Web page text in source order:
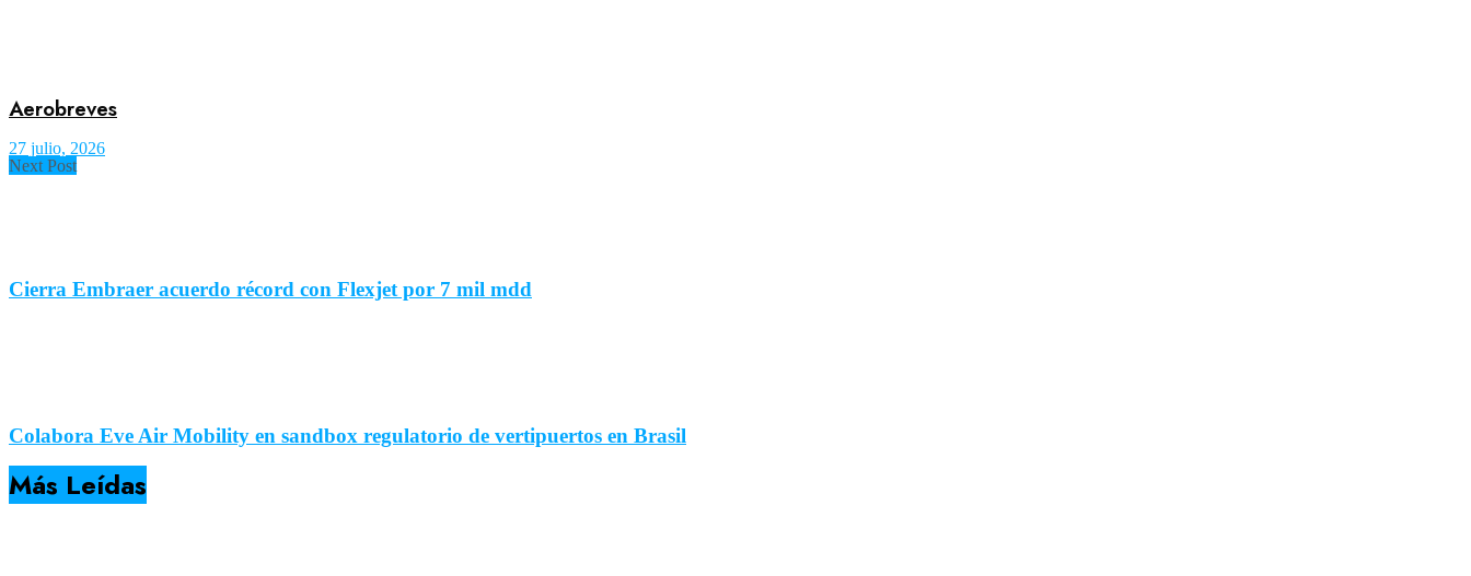
Aerobreves
27 julio, 2026
Next Post
Cierra Embraer acuerdo récord con Flexjet por 7 mil mdd
Colabora Eve Air Mobility en sandbox regulatorio de vertipuertos en Brasil
Más Leídas